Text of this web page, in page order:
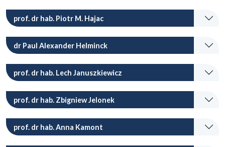
prof. dr hab. Piotr M. Hajac
dr Paul Alexander Helminck
prof. dr hab. Lech Januszkiewicz
prof. dr hab. Zbigniew Jelonek
prof. dr hab. Anna Kamont